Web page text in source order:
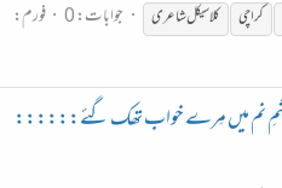
کراچی کلاسیکل شاعری جوابات: 0
فورم:
نم میں مِرے خواب تھک گئے::::::